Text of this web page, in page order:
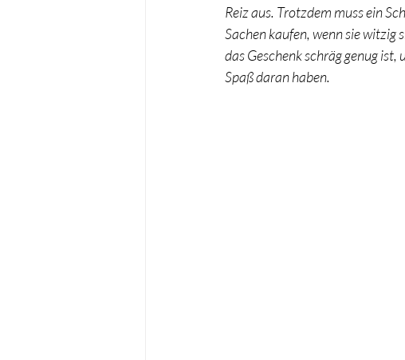
Reiz aus. Trotzdem muss ein
Sachen kaufen, wenn sie
das Geschenk schräg genug
Spaß daran haben.